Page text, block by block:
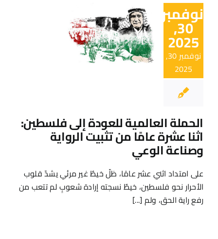
نوفمبر
30,
2025نوفمبر 30,
2025
عشرة عامًا من
تثبيت الرواية
وصناعة الوعي
الحملة العالمية للعودة إلى فلسطين:
اثنا عشرة عامًا من تثبيت الرواية
وصناعة الوعي
على امتداد اثني عشر عامًا، ظلّ خيطٌ غير مرئي يشدّ قلوب
الأحرار نحو فلسطين، خيطٌ نسجته إرادة شعوبٍ لم تتعب من
رفع راية الحق، ولم [...]